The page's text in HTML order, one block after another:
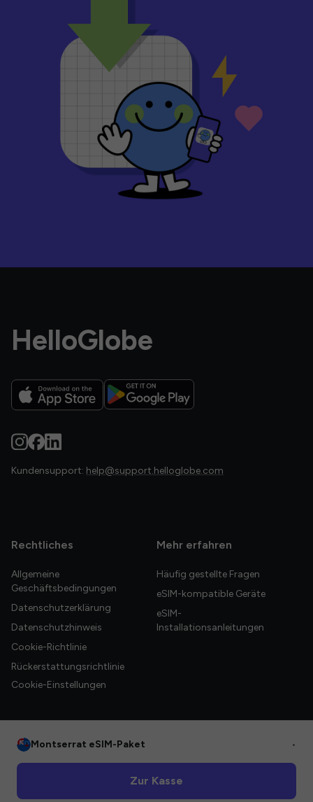
HelloGlobe
Kundensupport: help@support.helloglobe.com
Rechtliches
Allgemeine
Geschäftsbedingungen
Datenschutzerklärung
Datenschutzhinweis
Cookie-Richtlinie
Rückerstattungsrichtlinie
Cookie-Einstellungen
Mehr erfahren
Häufig gestellte Fragen
eSIM-kompatible Geräte
eSIM-
Installationsanleitungen
Montserrat eSIM-Paket •
Zur Kasse